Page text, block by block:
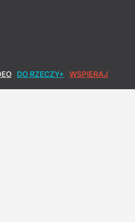
DO RZECZY+ WSPIERAJ
po starcie z Białego Domu